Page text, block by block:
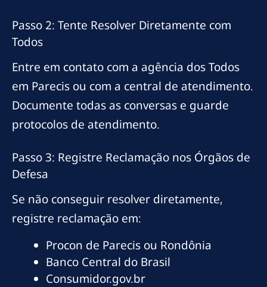
Passo 2: Tente Resolver Diretamente com
Todos
Entre em contato com a agência dos Todos
em Parecis ou com a central de atendimento.
Documente todas as conversas e guarde
protocolos de atendimento.
Passo 3: Registre Reclamação nos Órgãos de
Defesa
Se não conseguir resolver diretamente,
registre reclamação em:
Procon de Parecis ou Rondônia
Banco Central do Brasil
Consumidor.gov.br